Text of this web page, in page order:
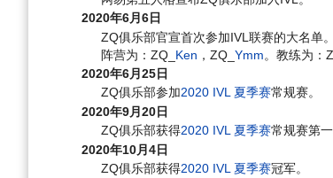
2020年6月6日
ZQ俱乐部官宣首次参加IVL联赛的大名单
阵营为：ZQ_ Ken ，ZQ_Ymm。教练为：
2020年6月25日
ZQ俱乐部参加2020 IVL 夏季赛常规赛。
2020年9月20日
ZQ俱乐部获得2020 IVL 夏季赛常规赛第
2020年10月4日
ZQ俱乐部获得2020 IVL 夏季赛冠军。